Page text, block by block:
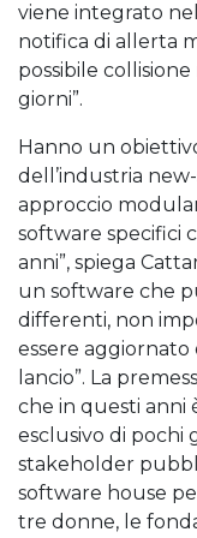
viene integrato
notifica di allerta
possibile
giorni”.
Hanno un
dell’industria
approccio
software specifici
anni”, spiega
un software che
differenti, non
essere
lancio”. La
che in questi anni
esclusivo di pochi
stakeholder
software house
tre donne, le